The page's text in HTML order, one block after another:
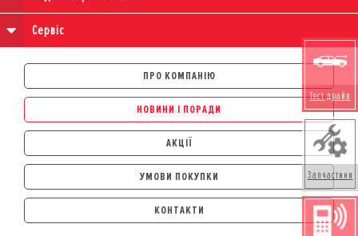
Сервіс
ПРО КОМПАНІЮ
НОВИНИ І ПОРАДИ
АКЦІЇ
УМОВИ ПОКУПКИ
АВТОМОБІЛІ
ЛІЗИНГ
КОНТАКТИ
Тест драйв
Запчастини